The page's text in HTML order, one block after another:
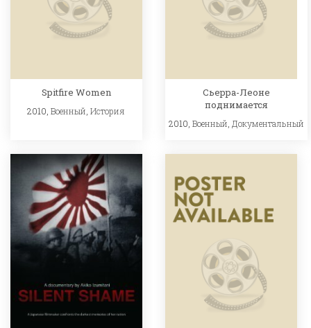
Spitfire Women
2010,Военный ,История
Сьерра-Леоне
поднимается
2010,Военный Документальный